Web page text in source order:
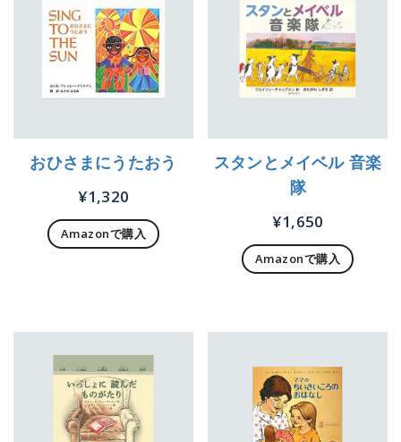
おひさまにうたおう
¥1,320
Amazonで購入
スタンとメイベル 音楽
隊
¥1,650
Amazonで購入